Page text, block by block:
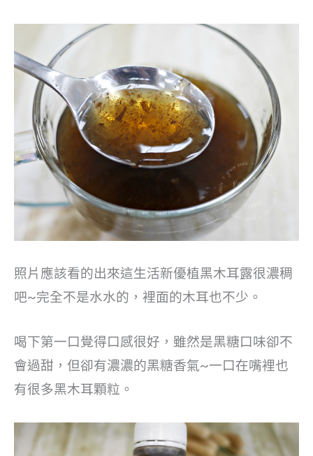
照片應該看的出來這生活新優植黑木耳露很濃稠
吧~完全不是水水的，裡面的木耳也不少。
喝下第一口覺得口感很好，雖然是黑糖口味卻不
會過甜，但卻有濃濃的黑糖香氣~一口在嘴裡也
有很多黑木耳顆粒。